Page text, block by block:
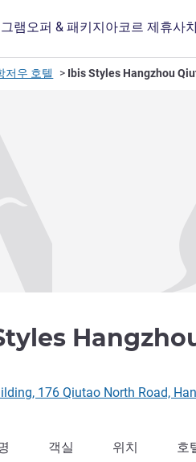
램 오퍼 & 패키지아코르 제휴사
저우 호텔 Ibis Styles Hangzhou
176 Qiutao North Road,
객실 위치 호